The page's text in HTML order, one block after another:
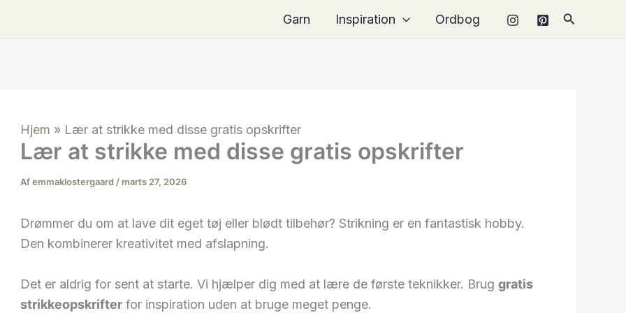
Garn Inspiration Ordbog Søg
Hjem » Lær at strikke med disse gratis opskrifter
Lær at strikke med disse gratis opskrifter
Afemmaklostergaard / marts 27, 2026
Drømmer du om at lave dit eget tøj eller blødt tilbehør? Strikning er en fantastisk hobby.
Den kombinerer kreativitet med afslapning.
Det er aldrig for sent at starte. Vi hjælper dig med at lære de første teknikker. Brug gratis
strikkeopskrifter for inspiration uden at bruge meget penge.